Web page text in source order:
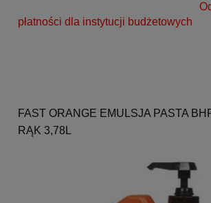
Odroczony
płatności dla instytucji budżetowych
FAST ORANGE EMULSJA PASTA
RĄK 3,78L